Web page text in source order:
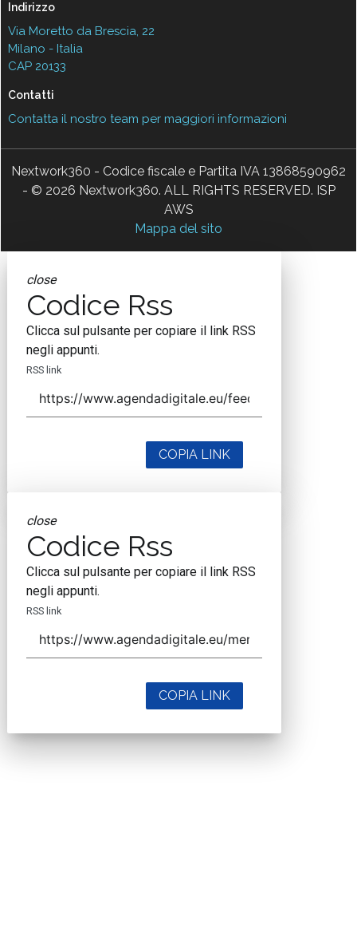
Indirizzo
Via Moretto da Brescia, 22
Milano - Italia
CAP 20133
Contatti
Contatta il nostro team per maggiori informazioni
Nextwork360 - Codice fiscale e Partita IVA 13868590962
- © 2026 Nextwork360. ALL RIGHTS RESERVED. ISP
AWS
Mappa del sito
close
Codice Rss
Clicca sul pulsante per copiare il link RSS
negli appunti.
RSS link
COPIA LINK
close
Codice Rss
Clicca sul pulsante per copiare il link RSS
negli appunti.
RSS link
COPIA LINK